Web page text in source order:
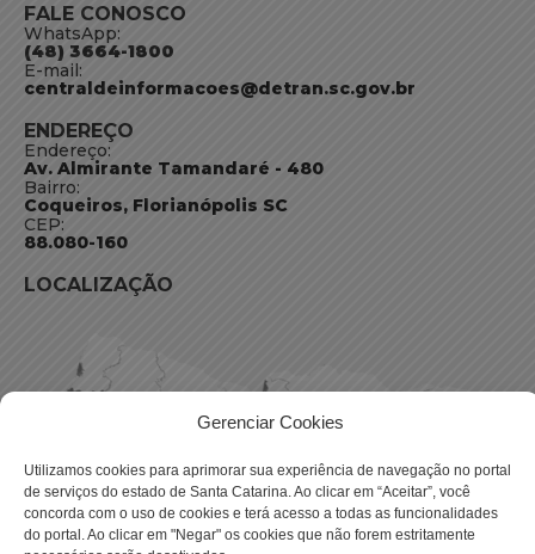
Gerenciar Cookies
Utilizamos cookies para aprimorar sua experiência de navegação no portal
de serviços do estado de Santa Catarina. Ao clicar em “Aceitar”, você
concorda com o uso de cookies e terá acesso a todas as funcionalidades
do portal. Ao clicar em "Negar" os cookies que não forem estritamente
FALE CONOSCO
WhatsApp:
(48) 3664-1800
E-mail:
centraldeinformacoes@detran.sc.gov.br
ENDEREÇO
Endereço:
Av. Almirante Tamandaré - 480
Bairro:
Coqueiros, Florianópolis SC
CEP:
88.080-160
LOCALIZAÇÃO